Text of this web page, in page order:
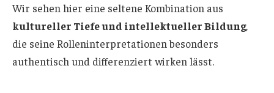
Wir sehen hier eine seltene Kombination aus
kultureller Tiefe und intellektueller Bildung,
die seine Rolleninterpretationen besonders
authentisch und differenziert wirken lässt.